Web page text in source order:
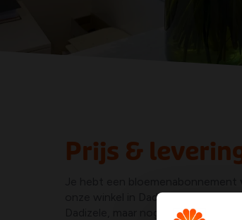
Prijs &
onze winkel in Dadizele? Dan
Dadizele, maar nog steeds in de